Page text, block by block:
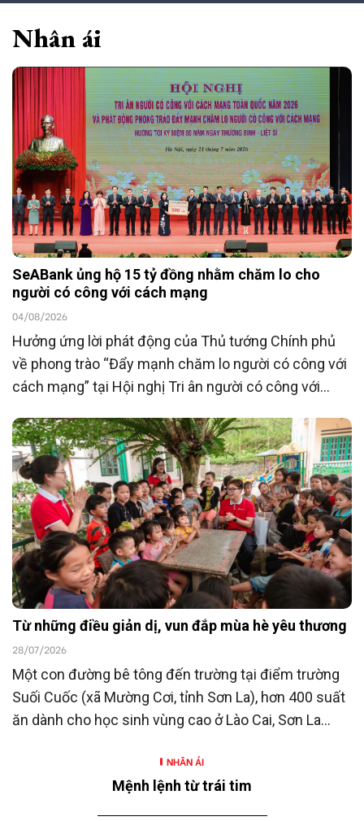
Nhân ái
SeABank ủng hộ 15 tỷ đồng nhằm chăm lo cho
người có công với cách mạng
04/08/2026
Hưởng ứng lời phát động của Thủ tướng Chính phủ
về phong trào “Đẩy mạnh chăm lo người có công với
cách mạng” tại Hội nghị Tri ân người có công với
23/7/2026, Ngân hàng TMCP Đông Nam Á
(SeABank) đã ủng hộ 15 tỷ đồng góp phần chăm lo
người có công với cách mạng hướng tới kỷ niệm 80
năm Ngày Thương binh - Liệt sĩ (27/7/1947 -
27/7/2027).
Từ những điều giản dị, vun đắp mùa hè yêu thương
28/07/2026
Một con đường bê tông đến trường tại điểm trường
Suối Cuốc (xã Mường Cơi, tỉnh Sơn La), hơn 400 suất
ăn dành cho học sinh vùng cao ở Lào Cai, Sơn La
động nằm trong chương trình “SeABankers Vì trẻ
thơ” năm 2026 với chủ đề “Mùa hè yêu thương” của
Ngân hàng TMCP Đông Nam Á (SeABank, HOSE:
NHÂN ÁI
Mệnh lệnh từ trái tim